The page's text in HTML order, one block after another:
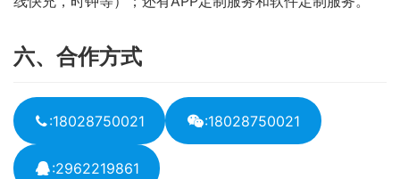
六、合作方式
:18028750021 :18028750021
:2962219861